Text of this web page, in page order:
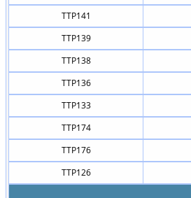
TTP141
TTP139
TTP138
TTP136
TTP133
TTP174
TTP176
TTP126